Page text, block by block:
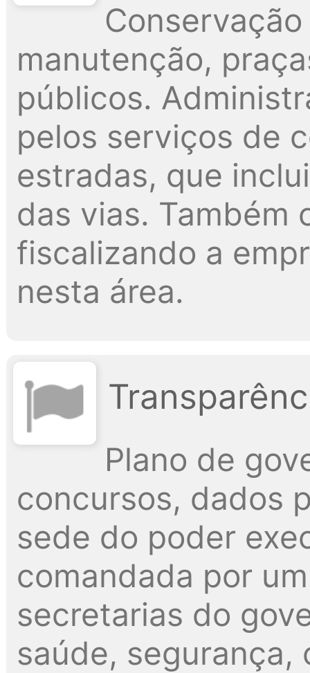
manutenção,
públicos.
pelos serviços de
estradas, que
das vias. Também
fiscalizando a
nesta área.
Plano de
concursos, dados
sede do poder
comandada por
secretarias do
saúde,